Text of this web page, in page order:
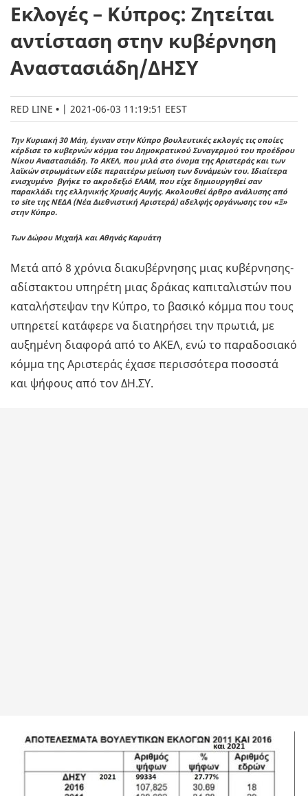
Εκλογές – Κύπρος: Ζητείται
αντίσταση στην κυβέρνηση
Αναστασιάδη/ΔΗΣΥ
RED LINE | 2021-06-03 11:19:51 EEST
Την Κυριακή 30 Μάη, έγιναν στην Κύπρο βουλευτικές εκλογές τις οποίες
κέρδισε το κυβερνών κόμμα του Δημοκρατικού Συναγερμού του προέδρου
Νίκου Αναστασιάδη. Το ΑΚΕΛ, που μιλά στο όνομα της Αριστεράς και των
λαϊκών στρωμάτων είδε περαιτέρω μείωση των δυνάμεών του. Ιδιαίτερα
ενισχυμένο βγήκε το ακροδεξιό ΕΛΑΜ, που είχε δημιουργηθεί σαν
παρακλάδι της ελληνικής Χρυσής Αυγής. Ακολουθεί άρθρο ανάλυσης από
το site της ΝΕΔΑ (Νέα Διεθνιστική Αριστερά) αδελφής οργάνωσης του «Ξ»
στην Κύπρο.
Των Δώρου Μιχαήλ και Αθηνάς Καρυάτη
Μετά από 8 χρόνια διακυβέρνησης μιας κυβέρνησης-
αδίστακτου υπηρέτη μιας δράκας καπιταλιστών που
καταλήστεψαν την Κύπρο, το βασικό κόμμα που τους
υπηρετεί κατάφερε να διατηρήσει την πρωτιά, με
αυξημένη διαφορά από το ΑΚΕΛ, ενώ το παραδοσιακό
κόμμα της Aριστεράς έχασε περισσότερα ποσοστά
και ψήφους από τον ΔΗ.ΣΥ.